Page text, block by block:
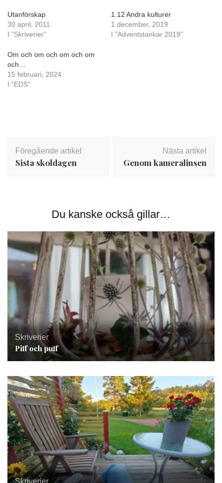
Utanförskap
30 april, 2011
I ”Skriverier”
1.12 Andra kulturer
1 december, 2019
I ”Adventstankar 2019”
Om och om och om och om
och…
15 februari, 2024
I ”EDS”
Föregående artikel
Sista skoldagen
Nästa artikel
Genom kameralinsen
Du kanske också gillar…
Skriverier
Piff och puff
Skriverier